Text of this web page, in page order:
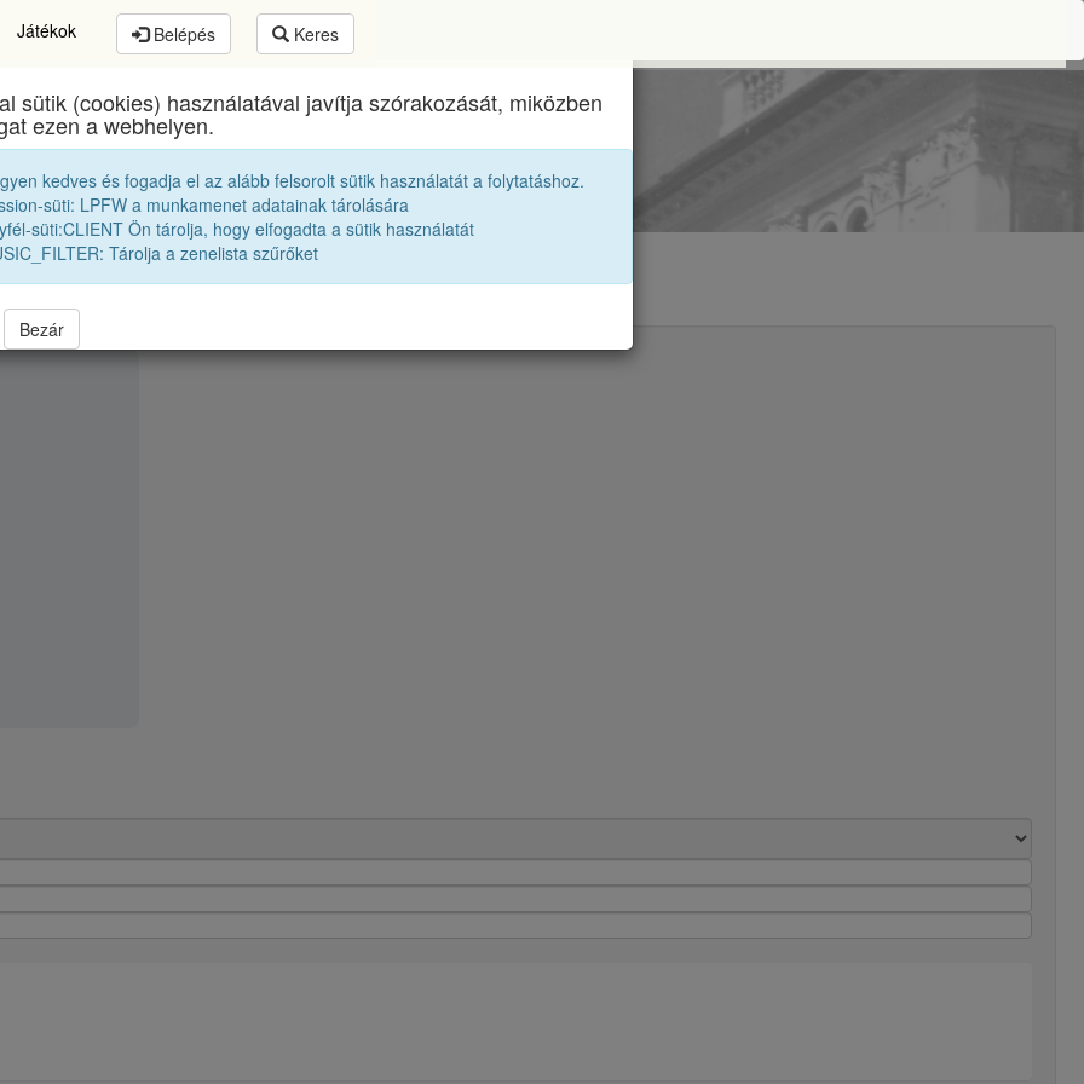
Játékok Belépés Keres
Nagy Mózes Főgimnáziumegykori diákjai
Tanári kar R. Mária Magdolna
sütik (cookies) használatával javítja szórakozását, miközben
ezen a webhelyen.
kedves és fogadja el az alább felsorolt sütik használatát a folytatáshoz.
süti: LPFW a munkamenet adatainak tárolására
süti:CLIENT Ön tárolja, hogy elfogadta a sütik használatát
Tárolja a zenelista szűrőket
Bezár